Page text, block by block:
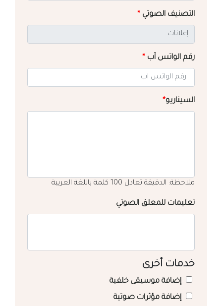
التصنيف الصوتي *
رقم الواتس آب *
السيناريو*
ملاحظة: الدقيقة تعادل 100 كلمة باللغة العربية
تعليمات للمعلق الصوتي
خدمات أخرى
إضافة موسيقى خلفية
إضافة مؤثرات صوتية